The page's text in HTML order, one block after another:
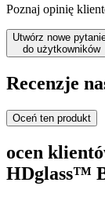
Poznaj opinię
Utwórz nowe
do użytkowników
Recenzje
Oceń ten produkt
ocen
HDglass™